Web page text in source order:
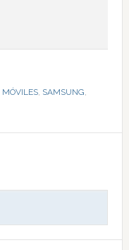
MÓVILES, SAMSUNG,